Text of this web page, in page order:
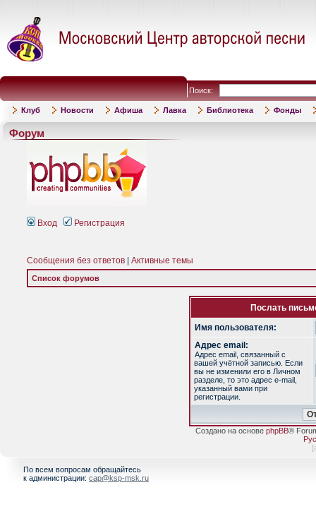
Поиск:
Клуб Новости Афиша Лавка Библиотека Фонды
Форум
Вход Регистрация
Сообщения без ответов Активные темы
Список форумов
Послать
Имя пользователя:
Адрес email:
Адрес email, связанный с
вашей учётной записью. Если
вы не изменили его в Личном
разделе, то это адрес e-mail,
указанный вами при
регистрации.
Создано на основе phpBB®
[
По всем вопросам обращайтесь
к администрации: cap@ksp-msk.ru